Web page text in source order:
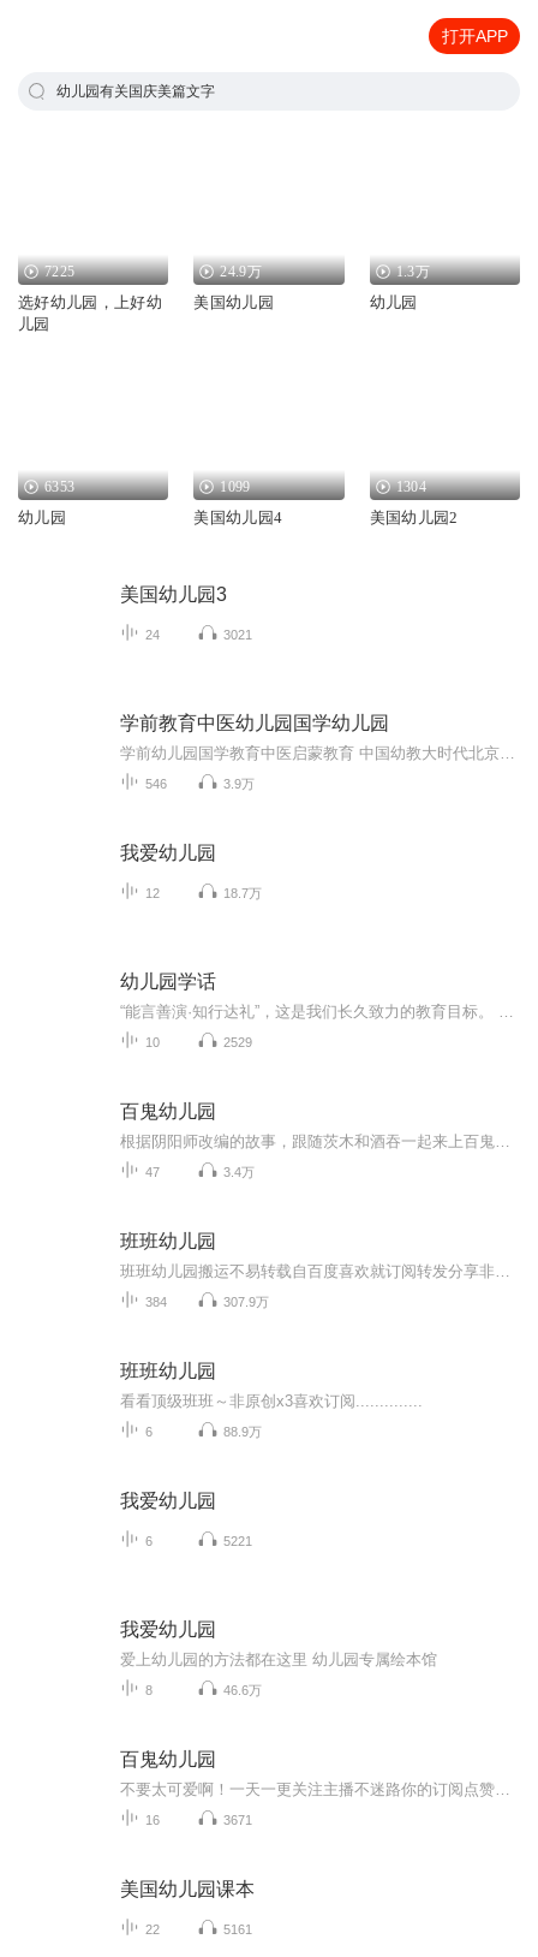
打开APP
幼儿园有关国庆美篇文字
7225
选好幼儿园，上好幼
儿园
24.9万
美国幼儿园
1.3万
幼儿园
6353
幼儿园
1099
美国幼儿园4
1304
美国幼儿园2
美国幼儿园3
24 3021
学前教育中医幼儿园国学幼儿园
546 3.9万
我爱幼儿园
12 18.7万
幼儿园学话
10 2529
百鬼幼儿园
47 3.4万
班班幼儿园
384 307.9万
班班幼儿园
看看顶级班班～非原创x3喜欢订阅..............
6 88.9万
我爱幼儿园
6 5221
我爱幼儿园
爱上幼儿园的方法都在这里 幼儿园专属绘本馆
8 46.6万
百鬼幼儿园
16 3671
美国幼儿园课本
22 5161